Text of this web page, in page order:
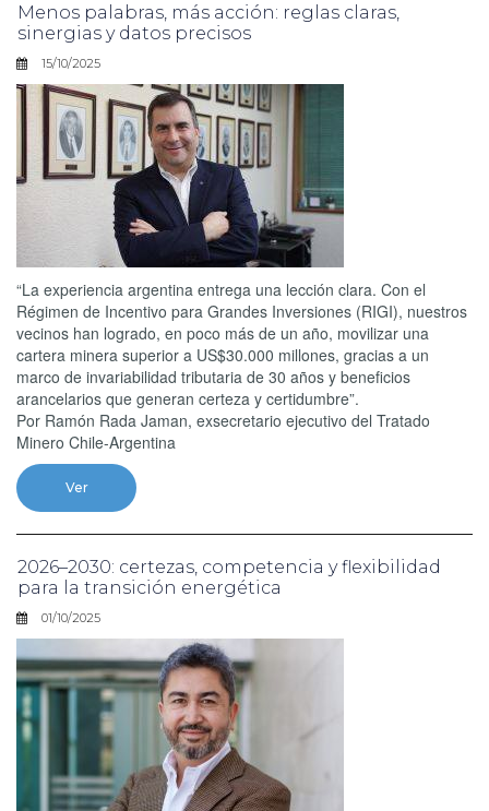
Menos palabras, más acción: reglas claras,
sinergias y datos precisos
15/10/2025
“La experiencia argentina entrega una lección clara. Con el
Régimen de Incentivo para Grandes Inversiones (RIGI), nuestros
vecinos han logrado, en poco más de un año, movilizar una
cartera minera superior a US$30.000 millones, gracias a un
marco de invariabilidad tributaria de 30 años y beneficios
arancelarios que generan certeza y certidumbre”.
Por Ramón Rada Jaman, exsecretario ejecutivo del Tratado
Minero Chile-Argentina
Ver
2026–2030: certezas, competencia y flexibilidad
para la transición energética
01/10/2025